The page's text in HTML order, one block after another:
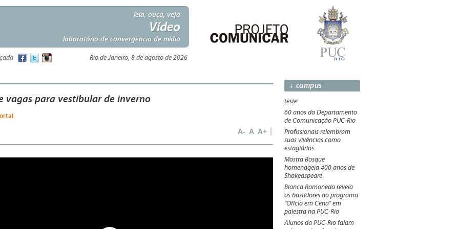
leia, ouça, veja
Vídeo
laboratório de convergência de mídia
Rio de Janeiro, 8 de agosto de 2026
vagas para vestibular de inverno
A- A A+
+ campus
teste
60 anos do Departamento
de Comunicação PUC-Rio
Profissionais relembram
suas vivências como
estagiários
Mostra Bosque
homenageia 400 anos de
Shakeaspeare
Bianca Ramoneda revela
os bastidores do programa
"Ofício em Cena" em
palestra na PUC-Rio
Alunos da PUC-Rio falam